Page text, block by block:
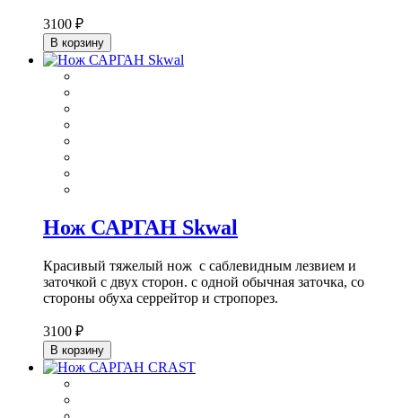
3100 ₽
В корзину
Нож САРГАН Skwal
Красивый тяжелый нож с саблевидным лезвием и
заточкой с двух сторон. с одной обычная заточка, со
стороны обуха серрейтор и стропорез.
3100 ₽
В корзину